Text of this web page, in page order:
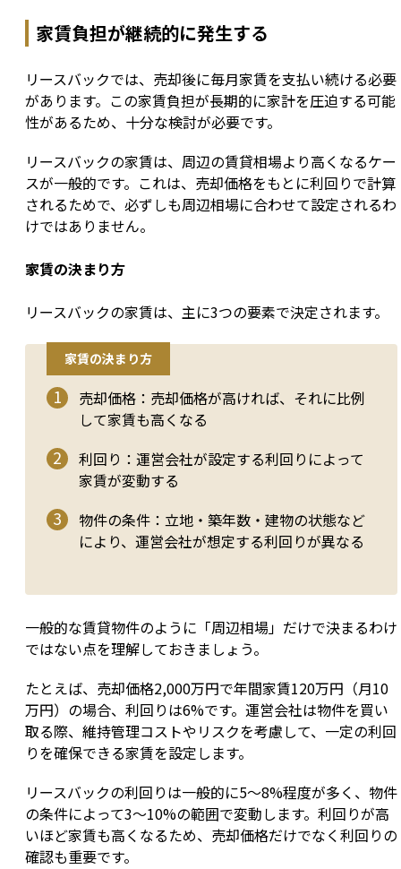
家賃負担が継続的に発生する
リースバックでは、売却後に毎月家賃を支払い続ける必要
があります。この家賃負担が長期的に家計を圧迫する可能
性があるため、十分な検討が必要です。
リースバックの家賃は、周辺の賃貸相場より高くなるケー
スが一般的です。これは、売却価格をもとに利回りで計算
されるためで、必ずしも周辺相場に合わせて設定されるわ
けではありません。
家賃の決まり方
リースバックの家賃は、主に3つの要素で決定されます。
家賃の決まり方
売却価格：売却価格が高ければ、それに比例
して家賃も高くなる
利回り：運営会社が設定する利回りによって
家賃が変動する
物件の条件：立地・築年数・建物の状態など
により、運営会社が想定する利回りが異なる
一般的な賃貸物件のように「周辺相場」だけで決まるわけ
ではない点を理解しておきましょう。
たとえば、売却価格2,000万円で年間家賃120万円（月10
万円）の場合、利回りは6%です。運営会社は物件を買い
取る際、維持管理コストやリスクを考慮して、一定の利回
りを確保できる家賃を設定します。
リースバックの利回りは一般的に5〜8%程度が多く、物件
の条件によって3〜10%の範囲で変動します。利回りが高
いほど家賃も高くなるため、売却価格だけでなく利回りの
確認も重要です。